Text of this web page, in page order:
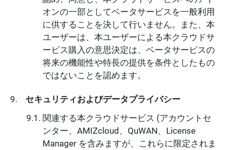
オンの一部としてベータサービスを一般利用
に供することを決して行いません。また、本
ユーザーは、本ユーザーによる本クラウドサ
ービス購入の意思決定は、ベータサービスの
将来の機能性や特長の提供を条件としたもの
ではないことを認めます。
セキュリティおよびデータプライバシー
関連する本クラウドサービス (アカウントセ
ンター、AMIZcloud、QuWAN、License
Manager を含みますが、これらに限定されま